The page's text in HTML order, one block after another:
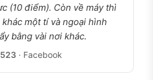
khen gì ở iPhone
trong dùng thực tế.
biết đời 14 trụ tốt hơn đời
(10 điểm). Còn về máy thì
một tí và ngoại hình
bằng vài nơi khác.
· Facebook